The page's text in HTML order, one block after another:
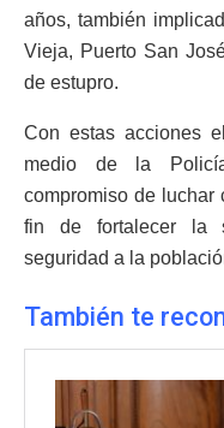
años, también
Vieja, Puerto San
de estupro.
Con estas acciones
medio de la
compromiso de luchar
fin de fortalecer la
seguridad a la
También te